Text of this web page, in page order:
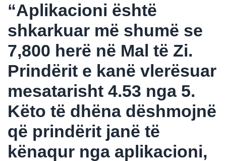
“Aplikacioni është
shkarkuar më shumë se
7,800 herë në Mal të Zi.
Prindërit e kanë vlerësuar
mesatarisht 4.53 nga 5.
Këto të dhëna dëshmojnë
që prindërit janë të
kënaqur nga aplikacioni,